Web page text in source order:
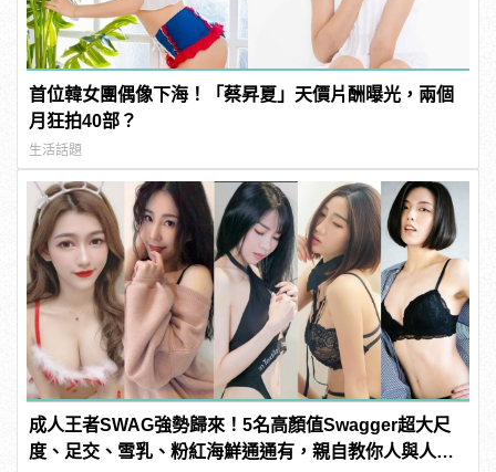
首位韓女團偶像下海！「蔡昇夏」天價片酬曝光，兩個
月狂拍40部？
生活話題
成人王者SWAG強勢歸來！5名高顏值Swagger超大尺
度、足交、雪乳、粉紅海鮮通通有，親自教你人與人的